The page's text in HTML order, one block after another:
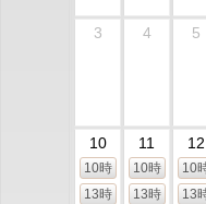
3
4 5
10
10時
13時
11
10時
13時
12
10
13